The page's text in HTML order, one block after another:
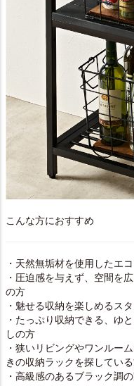
こんな方におすすめ
・天然無垢材を使用したエ
・圧迫感を与えず、空間を
の方
・魅せる収納を楽しめるス
・たっぷり収納できる、ゆ
しの方
・狭いリビングやワンルー
きの収納ラックを探してい
・高級感のあるブラック調